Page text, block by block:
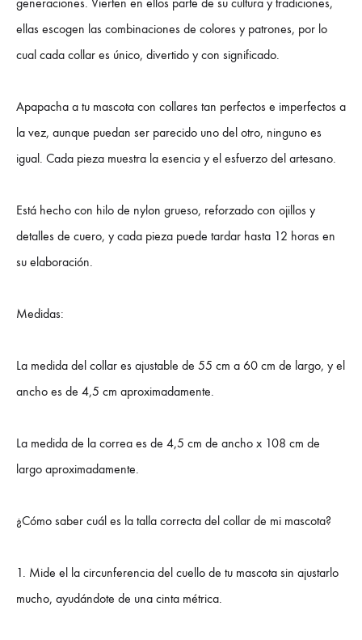
ellas escogen las combinaciones de colores y patrones, por lo
cual cada collar es único, divertido y con significado.
Apapacha a tu mascota con collares tan perfectos e imperfectos a
la vez, aunque puedan ser parecido uno del otro, ninguno es
igual. Cada pieza muestra la esencia y el esfuerzo del artesano.
Está hecho con hilo de nylon grueso, reforzado con ojillos y
detalles de cuero, y cada pieza puede tardar hasta 12 horas en
su elaboración.
Medidas:
La medida del collar es ajustable de 55 cm a 60 cm de largo, y el
ancho es de 4,5 cm aproximadamente.
La medida de la correa es de 4,5 cm de ancho x 108 cm de
largo aproximadamente.
¿Cómo saber cuál es la talla correcta del collar de mi mascota?
1. Mide el la circunferencia del cuello de tu mascota sin ajustarlo
mucho, ayudándote de una cinta métrica.